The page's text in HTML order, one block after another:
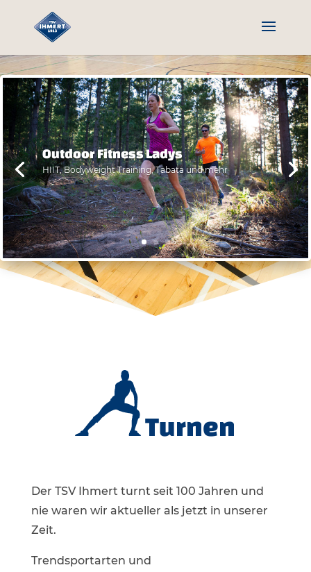
Outdoor Fitness Ladys
HIIT, Bodyweight Training, Tabata und mehr
Turnen
Der TSV Ihmert turnt seit 100 Jahren und
nie waren wir aktueller als jetzt in unserer
Zeit.
Trendsportarten und